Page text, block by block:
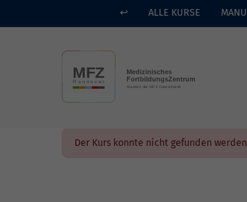
Skip to main content
↩ ALLE KURSE
Der Kurs konnte nicht gefunden